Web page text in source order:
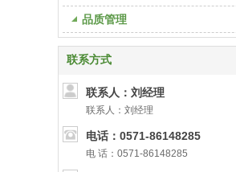
品质管理
联系方式
联系人：刘经理
联系人：刘经理
电话：0571-86148285
电 话：0571-86148285